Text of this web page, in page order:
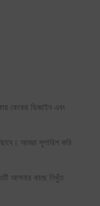
কেকের ডিজাইন এবং
আমরা সুপারিশ করি
আপনার কাছে নিখুঁত